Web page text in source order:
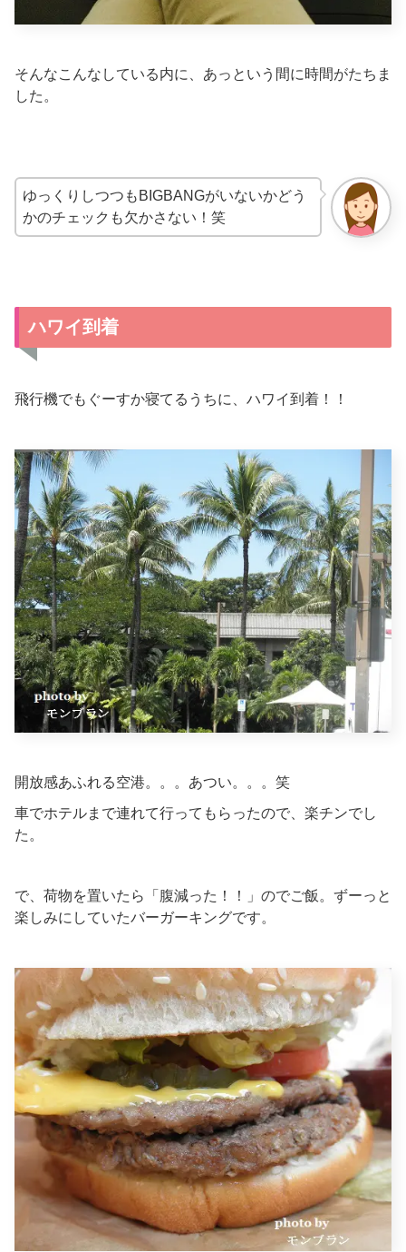
そんなこんなしている内に、あっという間に時間がたちま
した。
ゆっくりしつつもBIGBANGがいないかどう
かのチェックも欠かさない！笑
ハワイ到着
飛行機でもぐーすか寝てるうちに、ハワイ到着！！
開放感あふれる空港。。。あつい。。。笑
車でホテルまで連れて行ってもらったので、楽チンでし
た。
で、荷物を置いたら「腹減った！！」のでご飯。ずーっと
楽しみにしていたバーガーキングです。